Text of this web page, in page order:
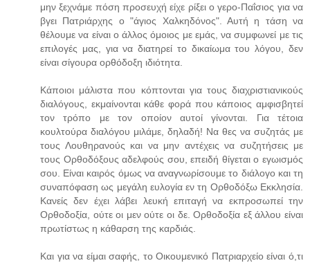
μην ξεχνάμε πόση προσευχή είχε ρίξει ο γερο-Παΐσιος για να
βγει Πατριάρχης ο "άγιος Χαλκηδόνος". Αυτή η τάση να
θέλουμε να είναι ο άλλος όμοιος με εμάς, να συμφωνεί με τις
επιλογές μας, για να διατηρεί το δικαίωμα του λόγου, δεν
είναι σίγουρα ορθόδοξη ιδιότητα.
Κάποιοι μάλιστα που κόπτονται για τους διαχριστιανικούς
διαλόγους, εκμαίνονται κάθε φορά που κάποιος αμφισβητεί
τον τρόπο με τον οποίον αυτοί γίνονται. Για τέτοια
κουλτούρα διαλόγου μιλάμε, δηλαδή! Να θες να συζητάς με
τους Λουθηρανούς και να μην αντέχεις να συζητήσεις με
τους Ορθοδόξους αδελφούς σου, επειδή θίγεται ο εγωισμός
σου. Είναι καιρός όμως να αναγνωρίσουμε το διάλογο και τη
συναπόφαση ως μεγάλη ευλογία εν τη Ορθοδόξω Εκκλησία.
Κανείς δεν έχει λάβει λευκή επιταγή να εκπροσωπεί την
Ορθοδοξία, ούτε οι μεν ούτε οι δε. Ορθοδοξία εξ άλλου είναι
πρωτίστως η κάθαρση της καρδιάς.
Και για να είμαι σαφής, το Οικουμενικό Πατριαρχείο είναι ό,τι